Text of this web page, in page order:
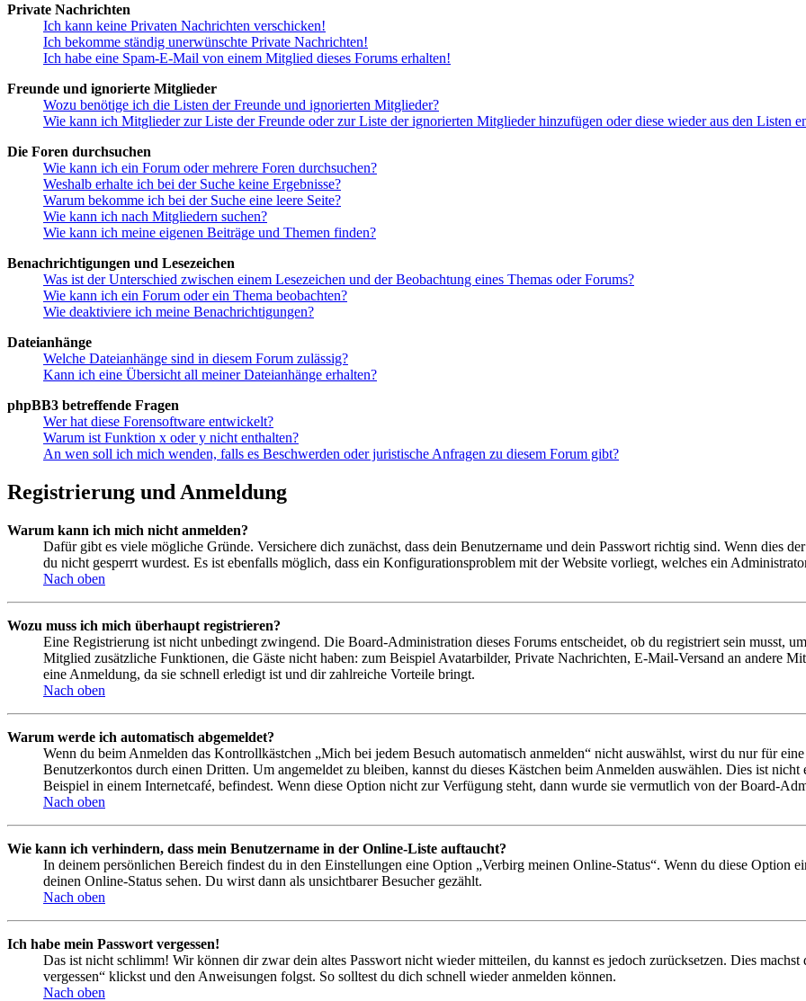
Private Nachrichten
Ich kann keine Privaten Nachrichten verschicken!
Ich bekomme ständig unerwünschte Private Nachrichten!
Ich habe eine Spam-E-Mail von einem Mitglied dieses Forums erhalten!
Freunde und ignorierte Mitglieder
Wozu benötige ich die Listen der Freunde und ignorierten Mitglieder?
Wie kann ich Mitglieder zur Liste der Freunde oder zur Liste der ignorierten Mitglieder hinzufügen oder diese wieder aus den Listen
Die Foren durchsuchen
Wie kann ich ein Forum oder mehrere Foren durchsuchen?
Weshalb erhalte ich bei der Suche keine Ergebnisse?
Warum bekomme ich bei der Suche eine leere Seite?
Wie kann ich nach Mitgliedern suchen?
Wie kann ich meine eigenen Beiträge und Themen finden?
Benachrichtigungen und Lesezeichen
Was ist der Unterschied zwischen einem Lesezeichen und der Beobachtung eines Themas oder Forums?
Wie kann ich ein Forum oder ein Thema beobachten?
Wie deaktiviere ich meine Benachrichtigungen?
Dateianhänge
Welche Dateianhänge sind in diesem Forum zulässig?
Kann ich eine Übersicht all meiner Dateianhänge erhalten?
phpBB3 betreffende Fragen
Wer hat diese Forensoftware entwickelt?
Warum ist Funktion x oder y nicht enthalten?
An wen soll ich mich wenden, falls es Beschwerden oder juristische Anfragen zu diesem Forum gibt?
Registrierung und Anmeldung
Warum kann ich mich nicht anmelden?
Dafür gibt es viele mögliche Gründe. Versichere dich zunächst, dass dein Benutzername und dein Passwort richtig sind. Wenn dies
du nicht gesperrt wurdest. Es ist ebenfalls möglich, dass ein Konfigurationsproblem mit der Website vorliegt, welches ein
Nach oben
Wozu muss ich mich überhaupt registrieren?
Eine Registrierung ist nicht unbedingt zwingend. Die Board-Administration dieses Forums entscheidet, ob du registriert sein musst,
Mitglied zusätzliche Funktionen, die Gäste nicht haben: zum Beispiel Avatarbilder, Private Nachrichten, E-Mail-Versand an andere
eine Anmeldung, da sie schnell erledigt ist und dir zahlreiche Vorteile bringt.
Nach oben
Warum werde ich automatisch abgemeldet?
Wenn du beim Anmelden das Kontrollkästchen „Mich bei jedem Besuch automatisch anmelden“ nicht auswählst, wirst du nur für
Benutzerkontos durch einen Dritten. Um angemeldet zu bleiben, kannst du dieses Kästchen beim Anmelden auswählen. Dies ist
Beispiel in einem Internetcafé, befindest. Wenn diese Option nicht zur Verfügung steht, dann wurde sie vermutlich von der Board-
Nach oben
Wie kann ich verhindern, dass mein Benutzername in der Online-Liste auftaucht?
In deinem persönlichen Bereich findest du in den Einstellungen eine Option „Verbirg meinen Online-Status“. Wenn du diese Option
deinen Online-Status sehen. Du wirst dann als unsichtbarer Besucher gezählt.
Nach oben
Ich habe mein Passwort vergessen!
Das ist nicht schlimm! Wir können dir zwar dein altes Passwort nicht wieder mitteilen, du kannst es jedoch zurücksetzen. Dies
vergessen“ klickst und den Anweisungen folgst. So solltest du dich schnell wieder anmelden können.
Nach oben